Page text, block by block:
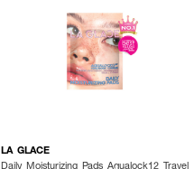
LA GLACE
Daily Moisturizing Pads Aqualock12 Travel